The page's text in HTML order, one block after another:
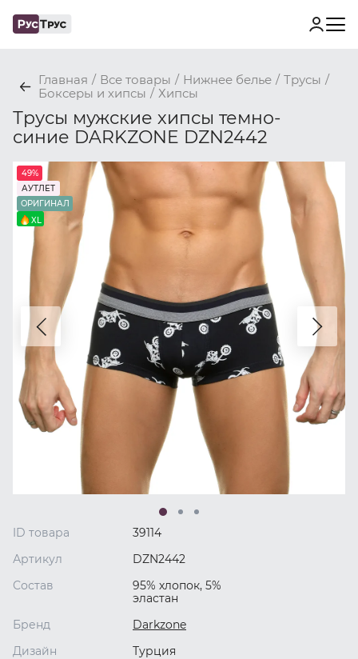
Главная / Все товары / Нижнее белье / Трусы /
Боксеры и хипсы / Хипсы
Трусы мужские хипсы темно-
синие DARKZONE DZN2442
49%
АУТЛЕТ
ОРИГИНАЛ
XL
ID товара
39114
Артикул
DZN2442
Состав
95% хлопок, 5%
эластан
Бренд
Darkzone
Дизайн
Турция